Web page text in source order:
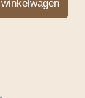
winkelwagen